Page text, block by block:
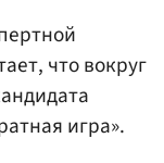
что вокруг
игра».